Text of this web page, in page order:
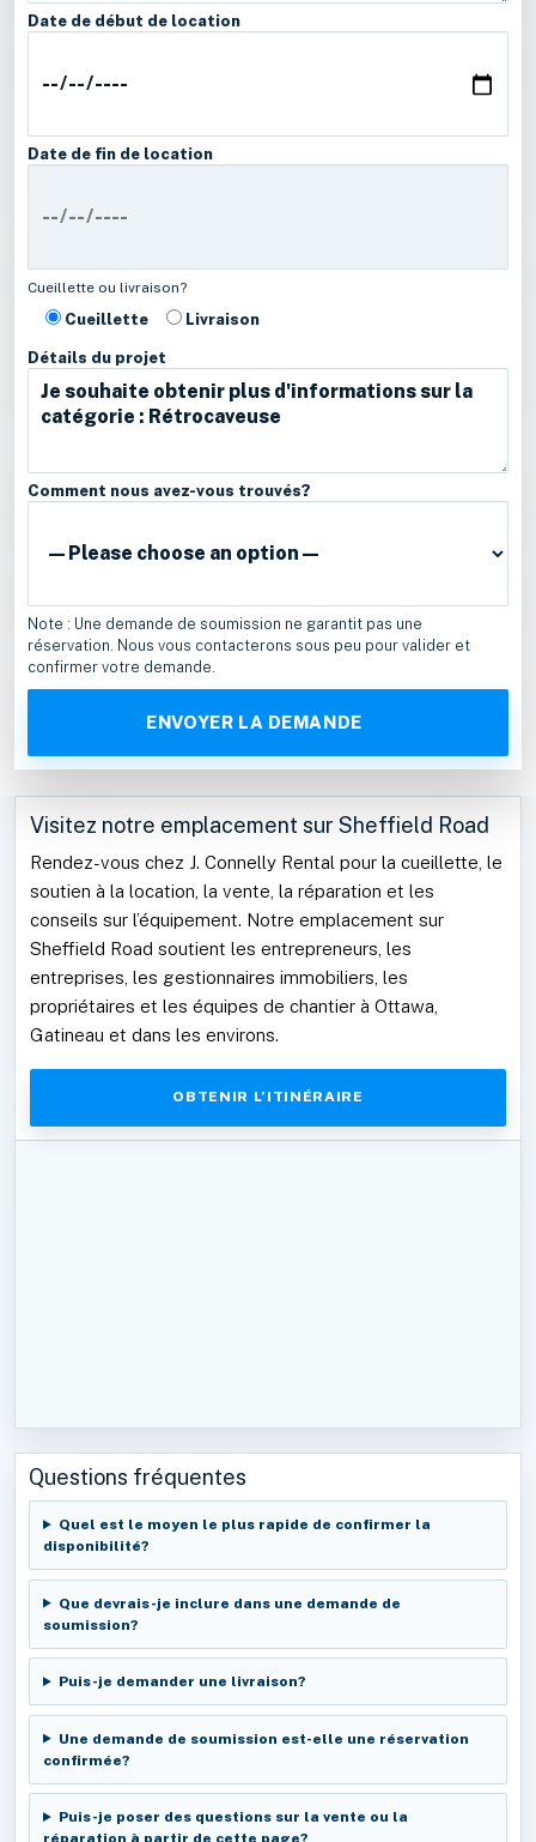
Date de début de location
Date de fin de location
Cueillette ou livraison?
Cueillette
Livraison
Détails du projet
Comment nous avez-vous trouvés?
Note : Une demande de soumission ne garantit pas une
réservation. Nous vous contacterons sous peu pour valider et
confirmer votre demande.
Visitez notre emplacement sur Sheffield Road
Rendez-vous chez J. Connelly Rental pour la cueillette, le
soutien à la location, la vente, la réparation et les
conseils sur l’équipement. Notre emplacement sur
Sheffield Road soutient les entrepreneurs, les
entreprises, les gestionnaires immobiliers, les
propriétaires et les équipes de chantier à Ottawa,
Gatineau et dans les environs.
OBTENIR L’ITINÉRAIRE
Questions fréquentes
Quel est le moyen le plus rapide de confirmer la
disponibilité?
Que devrais-je inclure dans une demande de
soumission?
Puis-je demander une livraison?
Une demande de soumission est-elle une réservation
confirmée?
Puis-je poser des questions sur la vente ou la
réparation à partir de cette page?